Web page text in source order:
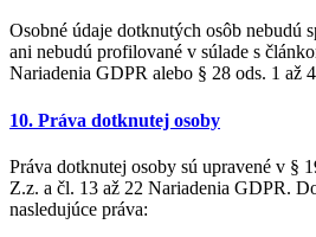
Osobné údaje dotknutých osôb nebudú
ani nebudú profilované v súlade s
Nariadenia GDPR alebo § 28 ods. 1 až
10. Práva dotknutej osoby
Práva dotknutej osoby sú upravené v §
Z.z. a čl. 13 až 22 Nariadenia GDPR.
nasledujúce práva: